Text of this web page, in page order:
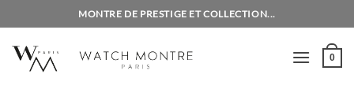
au
contenu
MONTRE DE PRESTIGE ET COLLECTION...
0